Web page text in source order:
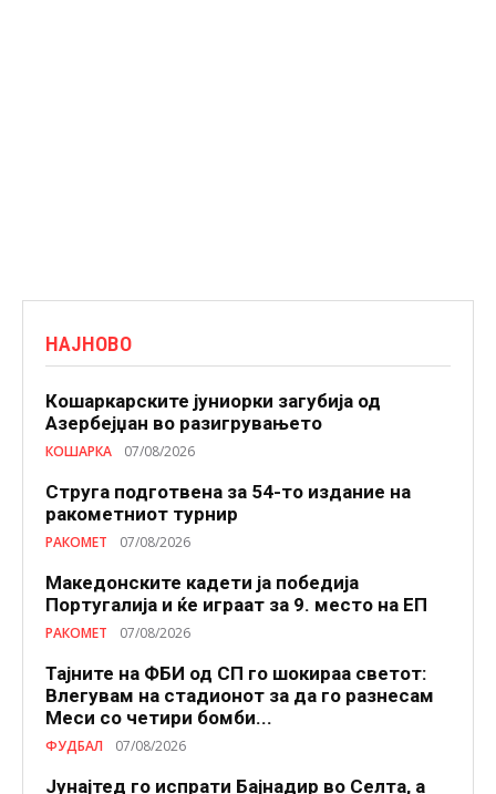
НАЈНОВО
Кошаркарските јуниорки загубија од
Азербејџан во разигрувањето
КОШАРКА 07/08/2026
Струга подготвена за 54-то издание на
ракометниот турнир
РАКОМЕТ 07/08/2026
Македонските кадети ја победија
Португалија и ќе играат за 9. место на ЕП
РАКОМЕТ 07/08/2026
Тајните на ФБИ од СП го шокираа светот:
Влегувам на стадионот за да го разнесам
Меси со четири бомби...
ФУДБАЛ 07/08/2026
Јунајтед го испрати Бајнадир во Селта, а